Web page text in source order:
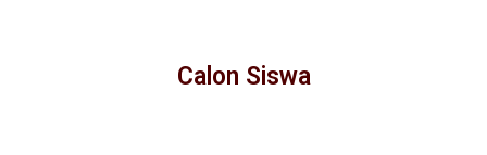
Calon Siswa